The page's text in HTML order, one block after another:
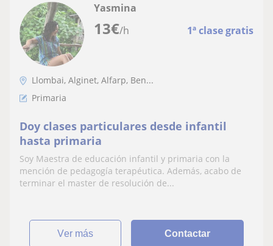
13€/h 1ª clase gratis
Yasmina
Llombai, Alginet, Alfarp, Ben...
Primaria
Doy clases particulares desde infantil
hasta primaria
Soy Maestra de educación infantil y primaria con la
mención de pedagogía terapéutica. Además, acabo de
terminar el master de resolución de...
ver más Contactar